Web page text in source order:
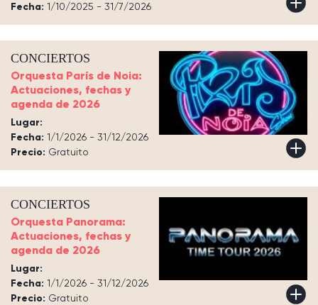
Fecha: 1/10/2025 - 31/7/2026
CONCIERTOS
Orquesta París de Noia:
Actuaciones, fechas y
agenda de 2026
Lugar:
Fecha: 1/1/2026 - 31/12/2026
Precio: Gratuito
CONCIERTOS
Orquesta Panorama:
Actuaciones, fechas y
agenda de 2026
Lugar:
Fecha: 1/1/2026 - 31/12/2026
Precio: Gratuito